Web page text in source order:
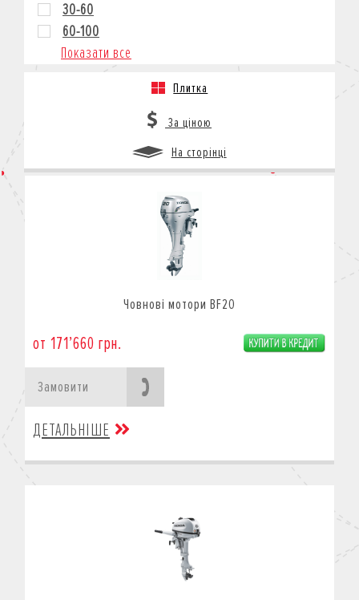
30-60
60-100
Показати все
Плитка
За ціною
На сторінці
Човнові мотори BF20
от 171’660 грн.
Замовити
ДЕТАЛЬНІШЕ